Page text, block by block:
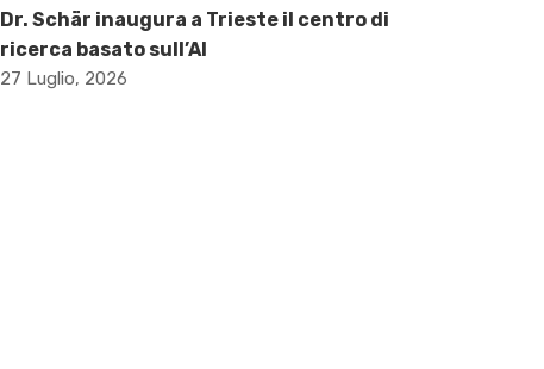
Dr. Schär inaugura a Trieste il centro di
ricerca basato sull’AI
27 Luglio, 2026